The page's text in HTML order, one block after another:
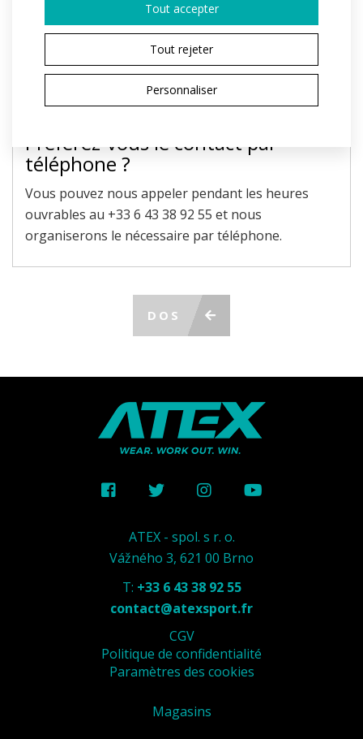
Tout accepter
Tout rejeter
Personnaliser
Le champ marqué d'un * est obligatoire.
En envoyant, j'accepte le traitement desdonnées
ENVOYER LA DEMANDE
Préférez-vous le contact par
téléphone ?
Vous pouvez nous appeler pendant les heures
ouvrables au +33 6 43 38 92 55 et nous
organiserons le nécessaire par téléphone.
DOS
ATEX - spol. s r. o.
Vážného 3, 621 00 Brno
T: +33 6 43 38 92 55
contact@atexsport.fr
CGV
Politique de confidentialité
Paramètres des cookies
Magasins